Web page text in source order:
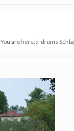
You are here:d-drums